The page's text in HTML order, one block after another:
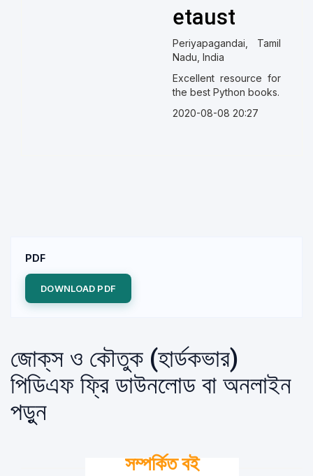
etaust
Periyapagandai, Tamil
Nadu, India
Excellent resource for
the best Python books.
2020-08-08 20:27
PDF
DOWNLOAD PDF
জোক্‌স ও কৌতুক (হার্ডকভার)
পিডিএফ ফ্রি ডাউনলোড বা অনলাইন
পড়ুন
সম্পর্কিত বই